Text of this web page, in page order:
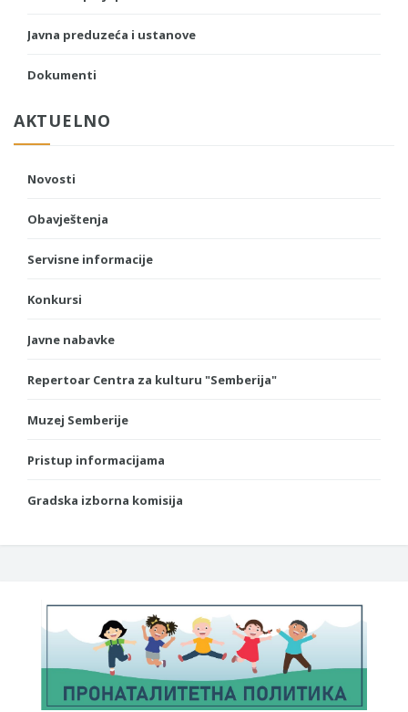
Javna preduzeća i ustanove
Dokumenti
AKTUELNO
Novosti
Obavještenja
Servisne informacije
Konkursi
Javne nabavke
Repertoar Centra za kulturu "Semberija"
Muzej Semberije
Pristup informacijama
Gradska izborna komisija